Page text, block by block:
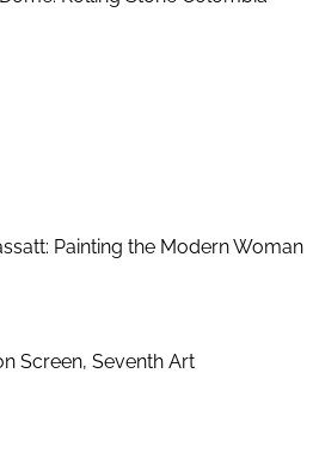
Painting the Modern Woman
Screen, Seventh Art